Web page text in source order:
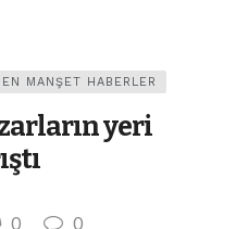
MANŞET HABERLER
yeri
0 0